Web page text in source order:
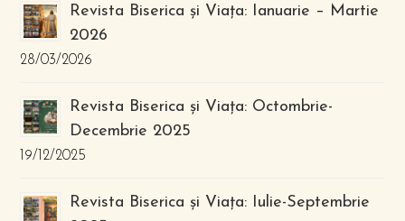
Revista Biserica și Viața: Ianuarie – Martie
2026
28/03/2026
Revista Biserica și Viața: Octombrie-
Decembrie 2025
19/12/2025
Revista Biserica și Viața: Iulie-Septembrie